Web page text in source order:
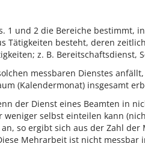
1 und 2 die Bereiche
Tätigkeiten besteht, deren
z. B.
messbaren Dienstes
(Kalendermonat) insgesamt
der Dienst eines Beamten in
selbst einteilen kann
so ergibt sich aus der Zahl
Mehrarbeit ist nicht messbar